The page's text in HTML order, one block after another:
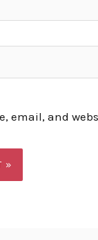
email, and